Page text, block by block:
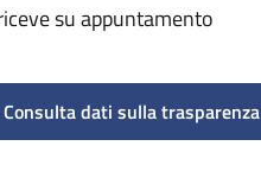
su appuntamento
Consulta dati sulla trasparenza